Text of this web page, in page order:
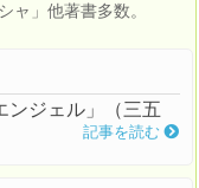
ャ」他著書多数。
ンジェル」（三五
記事を読む